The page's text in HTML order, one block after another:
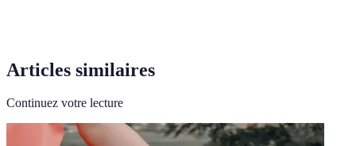
Articles similaires
Continuez votre lecture